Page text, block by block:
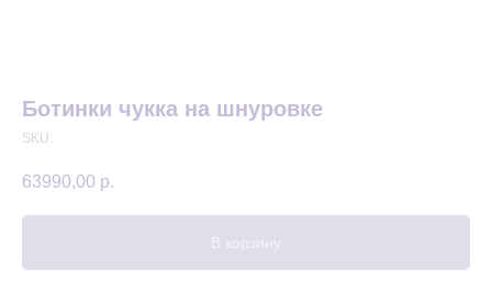
Ботинки чукка на шнуровке
SKU:
63990,00 р.
В корзину